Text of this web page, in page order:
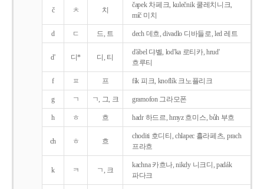
č ㅊ 치
čapek 차페크, kulečnik 쿨레치니크,
míč 미치
d ㄷ 드, 트 dech 데흐, divadlo 디바들로, led 레트
d' 디* 디, 티
d'ábel 댜벨, lod'ka 로티카, hrud'
흐루티
f ㅍ 프 fík 피크, knoflík 크노플리크
g ㄱ ㄱ, 그, 크 gramofon 그라모폰
h ㅎ 흐 hadr 하드르, hmyz 흐미스, bůh 부흐
ch ㅎ 흐
choditi 호디티, chlapec 흘라페츠, prach
프라흐
k ㅋ ㄱ, 크
kachna 카흐나, nikdy 니크디, padák
파다크